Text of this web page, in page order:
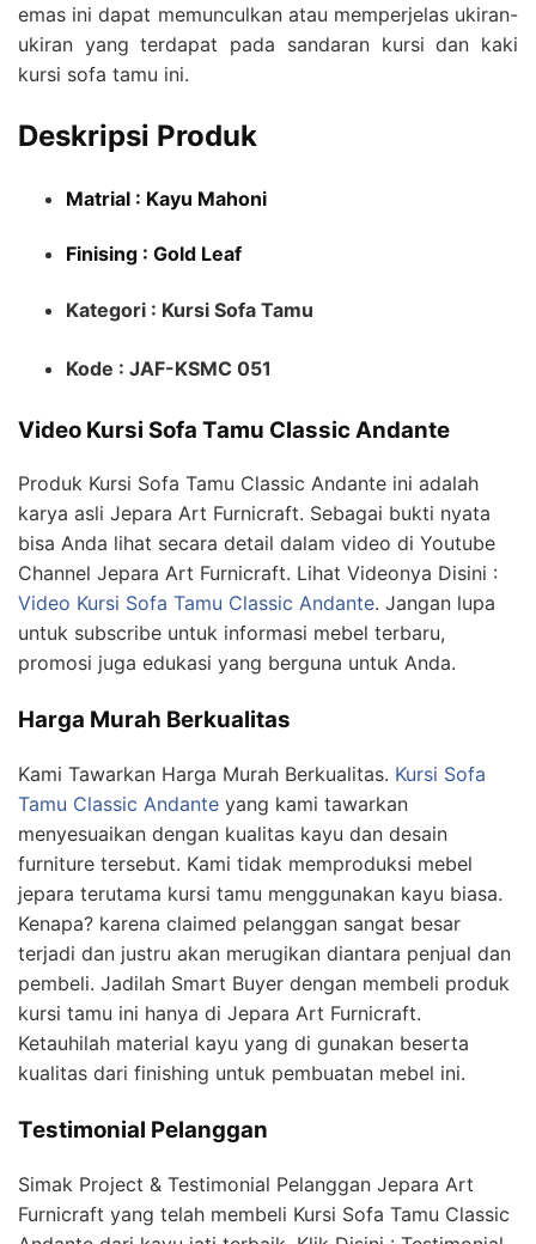
emas ini dapat memunculkan atau memperjelas ukiran-
ukiran yang terdapat pada sandaran kursi dan kaki
kursi sofa tamu ini.
Deskripsi Produk
Matrial : Kayu Mahoni
Finising : Gold Leaf
Kategori : Kursi Sofa Tamu
Kode : JAF-KSMC 051
Video Kursi Sofa Tamu Classic Andante
Produk Kursi Sofa Tamu Classic Andante ini adalah
karya asli Jepara Art Furnicraft. Sebagai bukti nyata
bisa Anda lihat secara detail dalam video di Youtube
Channel Jepara Art Furnicraft. Lihat Videonya Disini :
Video Kursi Sofa Tamu Classic Andante. Jangan lupa
untuk subscribe untuk informasi mebel terbaru,
promosi juga edukasi yang berguna untuk Anda.
Harga Murah Berkualitas
Kami Tawarkan Harga Murah Berkualitas. Kursi Sofa
Tamu Classic Andante yang kami tawarkan
menyesuaikan dengan kualitas kayu dan desain
furniture tersebut. Kami tidak memproduksi mebel
jepara terutama kursi tamu menggunakan kayu biasa.
Kenapa? karena claimed pelanggan sangat besar
terjadi dan justru akan merugikan diantara penjual dan
pembeli. Jadilah Smart Buyer dengan membeli produk
kursi tamu ini hanya di Jepara Art Furnicraft.
Ketauhilah material kayu yang di gunakan beserta
kualitas dari finishing untuk pembuatan mebel ini.
Testimonial Pelanggan
Simak Project & Testimonial Pelanggan Jepara Art
Furnicraft yang telah membeli Kursi Sofa Tamu Classic